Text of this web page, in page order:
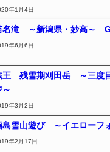
年1月4日
名滝 ～新潟県・妙高～
年6月6日
王 残雪期刈田岳 ～三度
～
年3月2日
島雪山遊び ～イエローフ
年2月17日